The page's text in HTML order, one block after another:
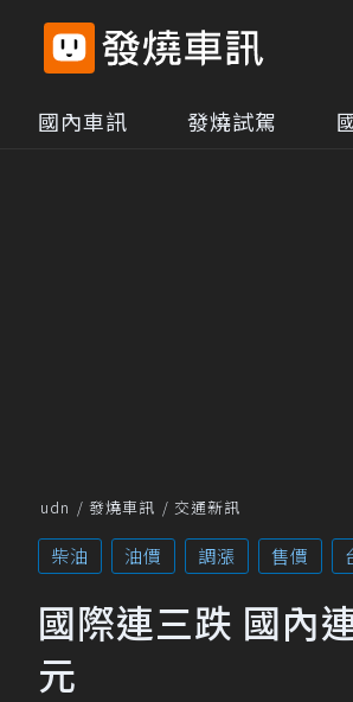
國內車訊 發燒試駕
udn 發燒車訊 交通新訊
柴油 油價 調漲 售價
國際連三跌 國內
元